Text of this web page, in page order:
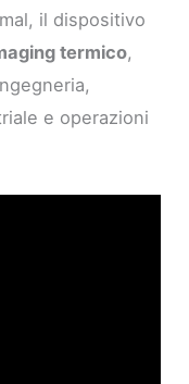
il dispositivo
termico,
e operazioni